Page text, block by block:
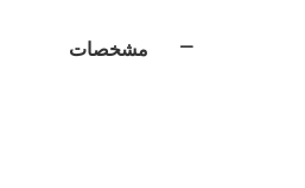
مشخصات